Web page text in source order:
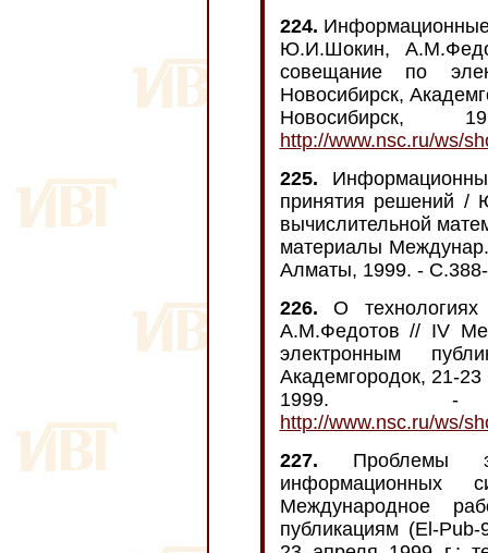
224.
Ю.И.Шокин,
совещание по
Новосибирск,
http://www.nsc.ru/ws/
225.
принятия решений
вычислительной
материалы
Алматы, 1999. -
226. О технологиях
А.М.Федотов // IV
электронным
Академгородок, 21-
1999. -
http://www.nsc.ru/ws/
227. Проблемы
Международное
публикациям (El-